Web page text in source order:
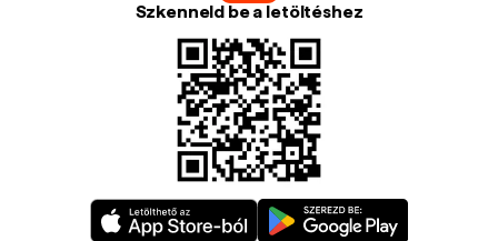
Szkenneld be a letöltéshez